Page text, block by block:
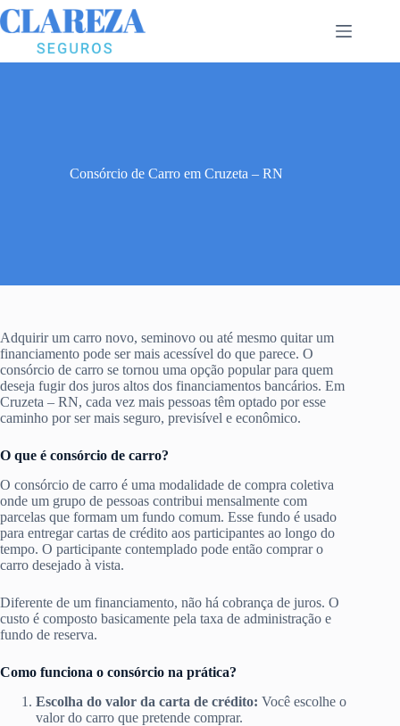
Pular
para
conteúdo
Consórcio de Carro em Cruzeta – RN
Adquirir um carro novo, seminovo ou até mesmo quitar um
financiamento pode ser mais acessível do que parece. O
consórcio de carro se tornou uma opção popular para quem
deseja fugir dos juros altos dos financiamentos bancários. Em
Cruzeta – RN, cada vez mais pessoas têm optado por esse
caminho por ser mais seguro, previsível e econômico.
O que é consórcio de carro?
O consórcio de carro é uma modalidade de compra coletiva
onde um grupo de pessoas contribui mensalmente com
parcelas que formam um fundo comum. Esse fundo é usado
para entregar cartas de crédito aos participantes ao longo do
tempo. O participante contemplado pode então comprar o
carro desejado à vista.
Diferente de um financiamento, não há cobrança de juros. O
custo é composto basicamente pela taxa de administração e
fundo de reserva.
Como funciona o consórcio na prática?
Escolha do valor da carta de crédito: Você escolhe o
valor do carro que pretende comprar.